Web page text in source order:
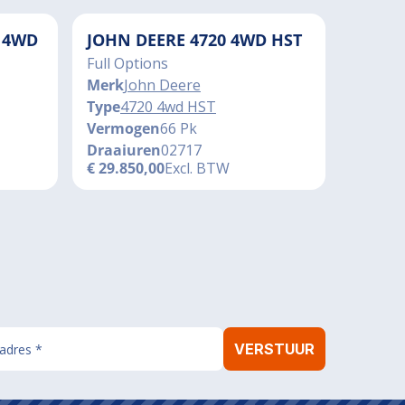
JOHN DEERE 4720 4WD HST
Full Options
MerkJohn Deere
Type4720 4wd HST
Vermogen66 Pk
Draaiuren02717
€29.850,00Excl. BTW